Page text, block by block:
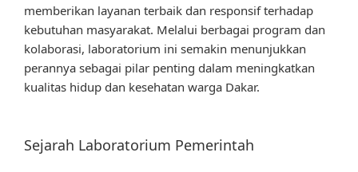
memberikan layanan terbaik dan responsif terhadap
kebutuhan masyarakat. Melalui berbagai program dan
kolaborasi, laboratorium ini semakin menunjukkan
perannya sebagai pilar penting dalam meningkatkan
kualitas hidup dan kesehatan warga Dakar.
Sejarah Laboratorium Pemerintah